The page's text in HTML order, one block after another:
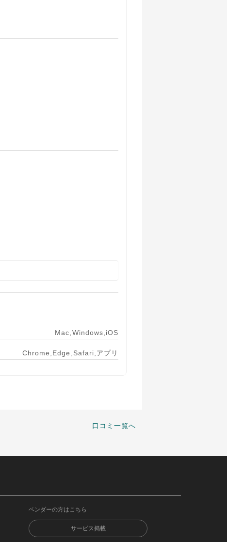
Mac,Windows,iOS
Chrome,Edge,Safari,アプリ
口コミ一覧へ
ベンダーの方はこちら
サービス掲載